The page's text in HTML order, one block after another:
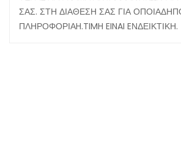
ΣΑΣ. ΣΤΗ ΔΙΑΘΕΣΗ ΣΑΣ ΓΙΑ
ΠΛΗΡΟΦΟΡΙΑH.TIMH EINAI EΝΔΕΙΚΤΙΚΗ.